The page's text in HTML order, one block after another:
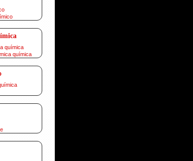
química
química